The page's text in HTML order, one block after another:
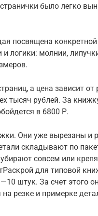
было легко
посвящена
логики: молнии,
а цена зависит
тысяч рублей. За
в 6800 Р.
Они уже вырезаны и
складывают по
совсем или
для типовой
штук. За счет этого
резке и примерке